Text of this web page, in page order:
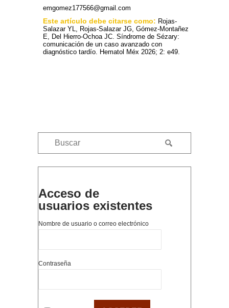
emgomez177566@gmail.com
Este artículo debe citarse como: Rojas-
Salazar YL, Rojas-Salazar JG, Gómez-Montañez
E, Del Hierro-Ochoa JC. Síndrome de Sézary:
comunicación de un caso avanzado con
diagnóstico tardío. Hematol Méx 2026; 2: e49.
Acceso de
usuarios existentes
Nombre de usuario o correo electrónico
Contraseña